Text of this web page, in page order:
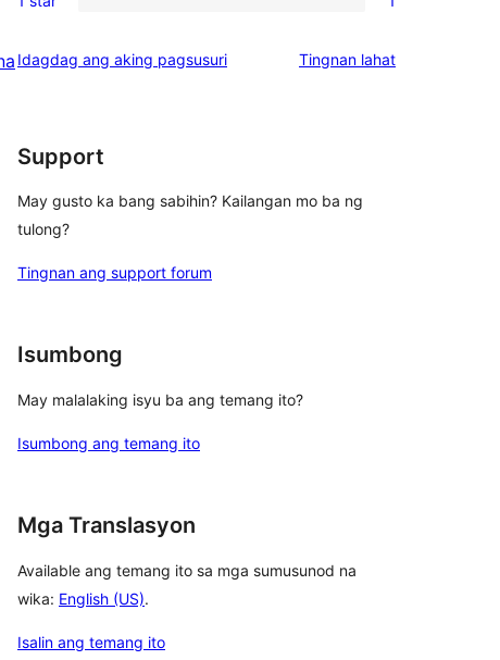
star
2-
reviews
1
star
Idagdag ang aking pagsusuri Tingnan lahatng
Support
May gusto ka bang sabihin? Kailangan mo ba ng
tulong?
Tingnan ang support forum
Isumbong
May malalaking isyu ba ang temang ito?
Isumbong ang temang ito
Mga Translasyon
Available ang temang ito sa mga sumusunod na
wika: English (US).
Isalin ang temang ito